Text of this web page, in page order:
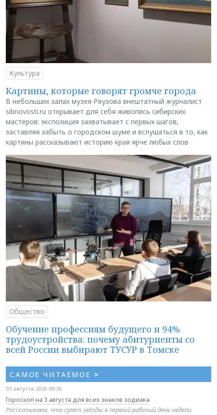
Культура
Картины, которые говорят громче города
В небольших залах музея Ряузова внештатный журналист
sibnovosti.ru открывает для себя живопись сибирских
мастеров: экспозиция захватывает с первых шагов,
заставляя забыть о городском шуме и вслушаться в то, как
картины рассказывают историю края ярче любых слов
Общество
Обучение профессиям будущего и 94%
трудоустройства: почему абитуриенты со
всей России выбирают ТУСУР в Томске
САМОЕ ЧИТАЕМОЕ >
03 августа 2026 09:30
Гороскоп на 3 августа для всех знаков зодиака
Рассказываем, что сулят звёзды в первый рабочий день недели